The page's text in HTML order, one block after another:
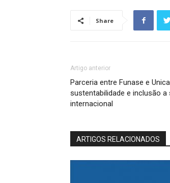
Share
Artigo anterior
Parceria entre Funase e
sustentabilidade e inclusão a
internacional
ARTIGOS RELACIONADOS